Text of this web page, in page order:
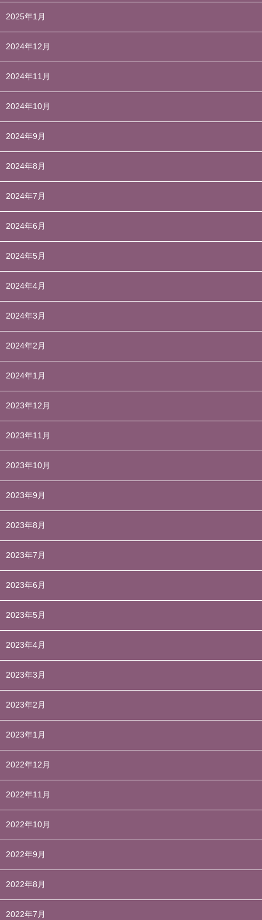
2025年1月
2024年12月
2024年11月
2024年10月
2024年9月
2024年8月
2024年7月
2024年6月
2024年5月
2024年4月
2024年3月
2024年2月
2024年1月
2023年12月
2023年11月
2023年10月
2023年9月
2023年8月
2023年7月
2023年6月
2023年5月
2023年4月
2023年3月
2023年2月
2023年1月
2022年12月
2022年11月
2022年10月
2022年9月
2022年8月
2022年7月